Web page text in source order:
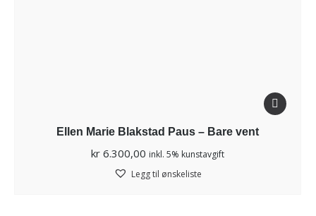
Ellen Marie Blakstad Paus – Bare vent
kr 6.300,00 inkl. 5% kunstavgift
Legg til ønskeliste